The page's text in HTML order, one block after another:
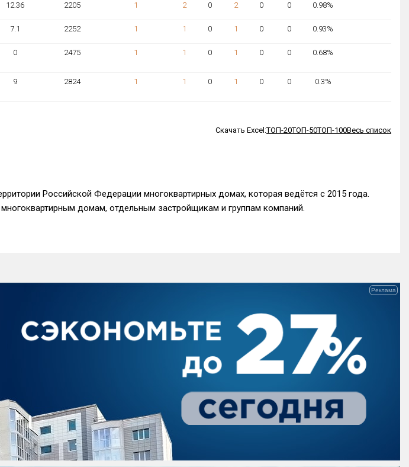
12.36 2205 1 2 0 2 0 0 0.98%
7.1 2252 1 1 0 1 0 0 0.93%
0 2475 1 1 0 1 0 0 0.68%
9 2824 1 1 0 1 0 0 0.3%
Скачать Excel:ТОП-20ТОП-50ТОП-100Весь список
Российской Федерации многоквартирных домах, которая ведётся с 2015 года.
домам, отдельным застройщикам и группам компаний.